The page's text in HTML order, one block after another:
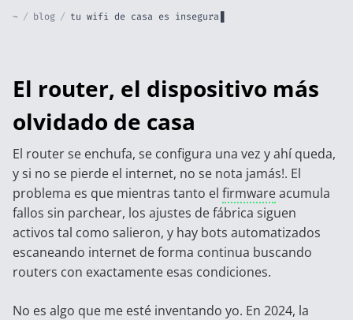
~ / blog / tu wifi de casa es insegura
El router, el dispositivo más
olvidado de casa
El router se enchufa, se configura una vez y ahí queda,
y si no se pierde el internet, no se nota jamás!. El
problema es que mientras tanto el firmwareacumula
fallos sin parchear, los ajustes de fábrica siguen
activos tal como salieron, y hay bots automatizados
escaneando internet de forma continua buscando
routers con exactamente esas condiciones.
No es algo que me esté inventando yo. En 2024, la